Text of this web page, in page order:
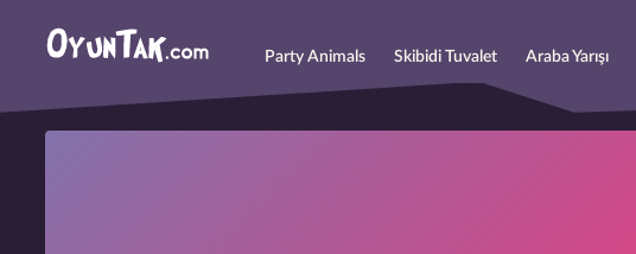
Party Animals Skibidi Tuvalet Araba Yarışı